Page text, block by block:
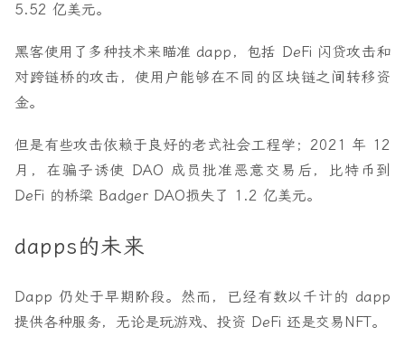
5.52 亿美元。
黑客使用了多种技术来瞄准 dapp，包括 DeFi 闪贷攻击和
对跨链桥的攻击，使用户能够在不同的区块链之间转移资
金。
但是有些攻击依赖于良好的老式社会工程学；2021 年 12
月，在骗子诱使 DAO 成员批准恶意交易后，比特币到
DeFi 的桥梁 Badger DAO损失了 1.2 亿美元。
dapps的未来
Dapp 仍处于早期阶段。然而，已经有数以千计的 dapp
提供各种服务，无论是玩游戏、投资 DeFi 还是交易NFT。